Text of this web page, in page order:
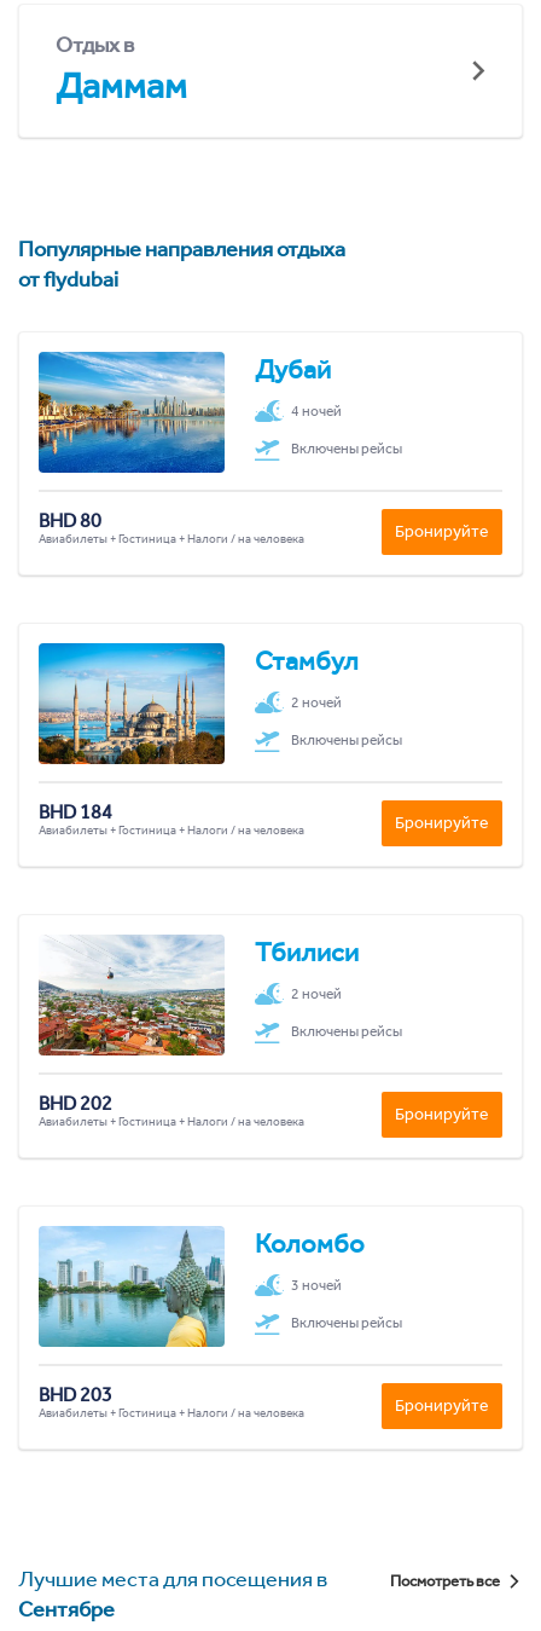
Отдых в
Даммам
Популярные направления отдыха
от flydubai
Дубай
4 ночей
Включены рейсы
BHD 80
Авиабилеты + Гостиница + Налоги / на человека Бронируйте
Стамбул
2 ночей
Включены рейсы
BHD 184
Авиабилеты + Гостиница + Налоги / на человека Бронируйте
Тбилиси
2 ночей
Включены рейсы
BHD 202
Авиабилеты + Гостиница + Налоги / на человека Бронируйте
Коломбо
3 ночей
Включены рейсы
BHD 203
Авиабилеты + Гостиница + Налоги / на человека Бронируйте
Лучшие места для посещения в
Сентябре
Посмотреть все